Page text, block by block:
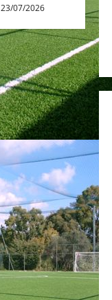
23/07/2026